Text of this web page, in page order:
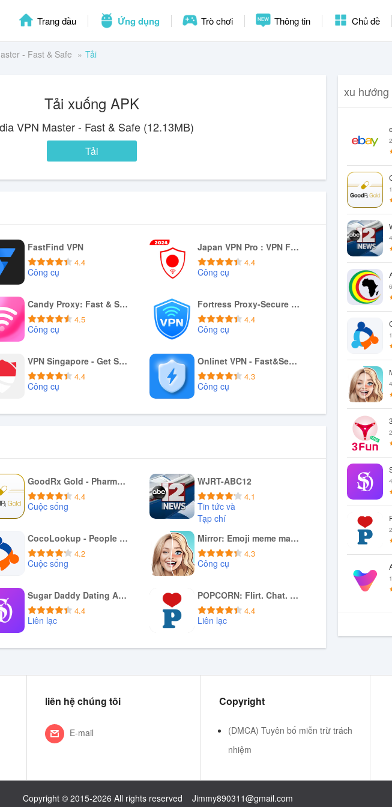
Trang đầu Ứng dụng Trò chơi Thông tin Chủ đề
- Fast & Safe Tải
Tải xuống APK
VPN Master - Fast & Safe (12.13MB)
Tải
FastFind VPN
4.4
Công cụ
Download APK
Japan VPN Pro : VPN For Japan
4.4
Công cụ
Download APK
Candy Proxy: Fast & Safe VPN
4.5
Công cụ
Download APK
Fortress Proxy-Secure VPN
4.4
Công cụ
Download APK
VPN Singapore - Get SG IP
4.4
Công cụ
Download APK
Onlinet VPN - Fast&Secure
4.3
Công cụ
Download APK
GoodRx Gold - Pharmacy Discount Card
4.4
Cuộc sống
Tải xuống APK
WJRT-ABC12
4.1
Tin tức và
Tạp chí
Tải xuống APK
CocoLookup - People Finder
4.2
Cuộc sống
Tải xuống APK
Mirror: Emoji meme maker
4.3
Công cụ
Tải xuống APK
Sugar Daddy Dating App - Sudy
4.4
Liên lạc
Tải xuống APK
POPCORN: Flirt. Chat. Hot Date
4.4
Liên lạc
Tải xuống APK
xu hướng
liên hệ chúng tôi
E-mail
Copyright
(DMCA) Tuyên bố miễn trừ trách
nhiệm
Copyright © 2015-2026 All rights reserved Jimmy890311@gmail.com